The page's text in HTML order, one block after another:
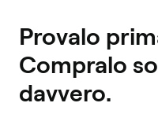
Provalo
Compralo
davvero.